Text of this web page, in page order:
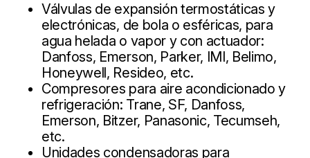
Válvulas de expansión termostáticas y
electrónicas, de bola o esféricas, para
agua helada o vapor y con actuador:
Danfoss, Emerson, Parker, IMI, Belimo,
Honeywell, Resideo, etc.
Compresores para aire acondicionado y
refrigeración: Trane, SF, Danfoss,
Emerson, Bitzer, Panasonic, Tecumseh,
etc.
Unidades condensadoras para